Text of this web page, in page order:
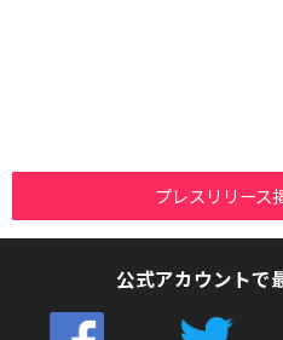
プレスリリース
公式アカウントで